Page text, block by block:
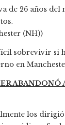
de 26 años
(NH))
sobrevivir si
en
los